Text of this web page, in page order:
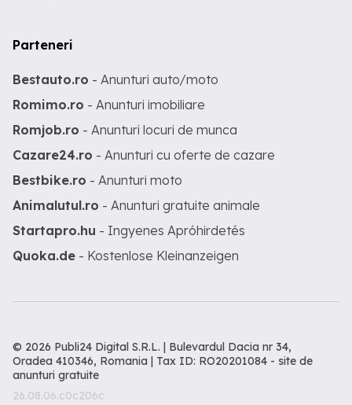
Parteneri
Bestauto.ro - Anunturi auto/moto
Romimo.ro - Anunturi imobiliare
Romjob.ro - Anunturi locuri de munca
Cazare24.ro - Anunturi cu oferte de cazare
Bestbike.ro - Anunturi moto
Animalutul.ro - Anunturi gratuite animale
Startapro.hu - Ingyenes Apróhirdetés
Quoka.de - Kostenlose Kleinanzeigen
© 2026 Publi24 Digital S.R.L. | Bulevardul Dacia nr 34,
Oradea 410346, Romania | Tax ID: RO20201084 - site de
anunturi gratuite
26.08.06.c0c206c